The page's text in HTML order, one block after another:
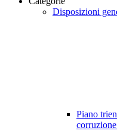
Disposizioni
Piano